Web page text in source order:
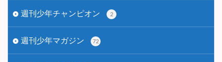
週刊少年チャンピオン 2
週刊少年マガジン 72